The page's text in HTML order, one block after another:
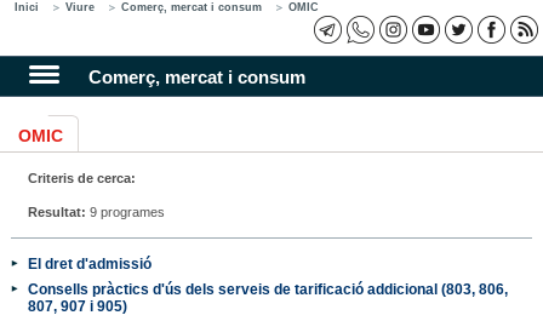
Inici Viure Comerç, mercat i consum OMIC
Comerç, mercat i consum
OMIC
Criteris de cerca:
Resultat: 9 programes
El dret d'admissió
Consells pràctics d'ús dels serveis de tarificació addicional (803, 806,
807, 907 i 905)